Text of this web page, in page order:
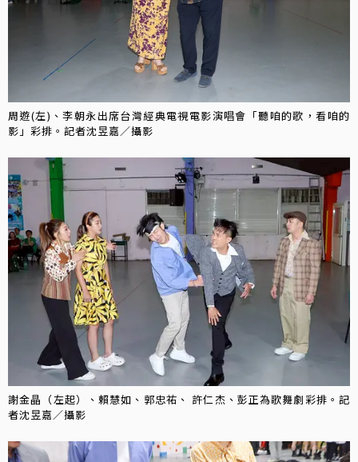
周遊(左)、李朝永出席台灣經典電視電影演唱會「聽咱的歌，看咱的
影」彩排。記者沈昱嘉／攝影
謝金晶（左起）、賴慧如、郭忠祐、 許仁杰、彭正為歌舞劇彩排。記
者沈昱嘉／攝影